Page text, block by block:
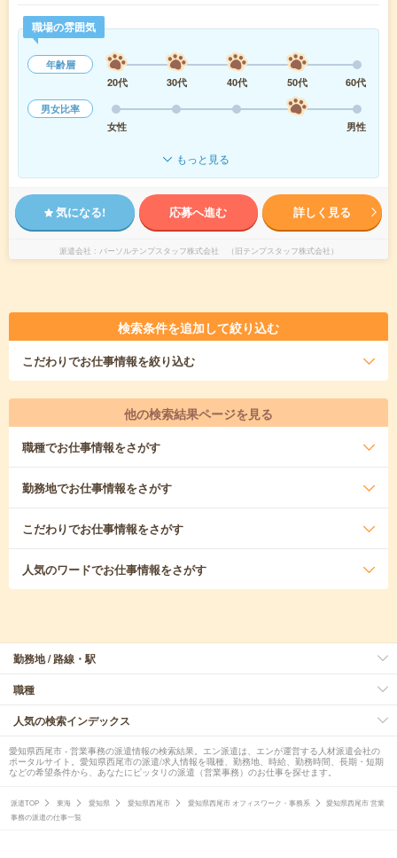
職場の雰囲気
年齢層
20代
30代 40代 50代
60代
男女比率
女性
男性
もっと見る
気になる! 応募へ進む 詳しく見る
派遣会社 パーソルテンプスタッフ株式会社 （旧テンプスタッフ株式会社）
検索条件を追加して絞り込む
こだわりでお仕事情報を絞り込む
他の検索結果ページを見る
職種でお仕事情報をさがす
勤務地でお仕事情報をさがす
こだわりでお仕事情報をさがす
人気のワードでお仕事情報をさがす
勤務地 / 路線・駅
職種
人気の検索インデックス
愛知県西尾市 - 営業事務の派遣情報の検索結果。エン派遣は、エンが運営する人材派遣会社の
ポータルサイト。愛知県西尾市の派遣/求人情報を職種、勤務地、時給、勤務時間、長期・短期
などの希望条件から、あなたにピッタリの派遣（営業事務）のお仕事を探せます。
派遣TOP 東海 愛知県 愛知県西尾市 愛知県西尾市 オフィスワーク・事務系
愛知県西尾市 営業
事務の派遣の仕事一覧